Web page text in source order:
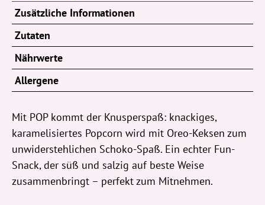
Zusätzliche Informationen
Zutaten
Nährwerte
Allergene
Mit POP kommt der Knusperspaß: knackiges,
karamelisiertes Popcorn wird mit Oreo-Keksen zum
unwiderstehlichen Schoko-Spaß. Ein echter Fun-
Snack, der süß und salzig auf beste Weise
zusammenbringt – perfekt zum Mitnehmen.